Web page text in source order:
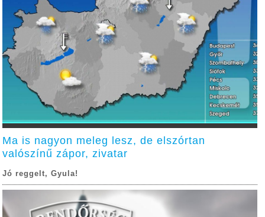
Ma is nagyon meleg lesz, de elszórtan
valószínű zápor, zivatar
Jó reggelt, Gyula!